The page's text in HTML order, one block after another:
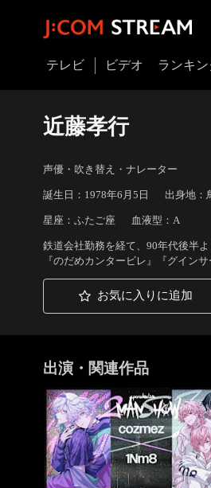
テレビ ビデオ ランキン
近藤孝行
声優・吹き替え・ナレーター
誕生日：1978年6月5日 出身地：
星座：ふたご座 血液型：A
鉄道会社勤務を経て、90年代後半
『のだめカンタービレ』『グイン
お気に入りに追加
出演・関連作品